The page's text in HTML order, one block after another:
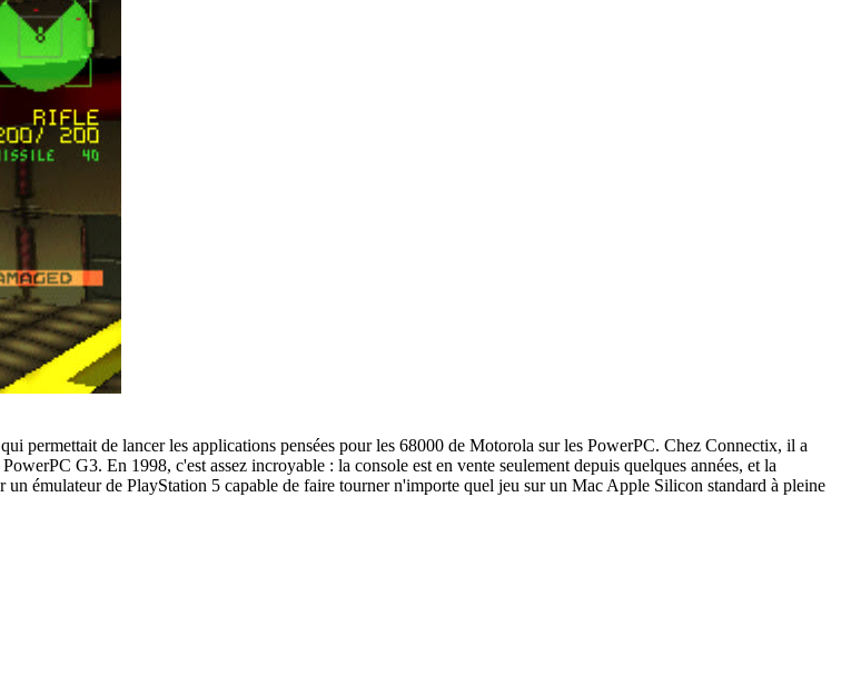
permettait de lancer les applications pensées pour les 68000 de Motorola sur les PowerPC. Chez Connectix, il a
G3. En 1998, c'est assez incroyable : la console est en vente seulement depuis quelques années, et la
émulateur de PlayStation 5 capable de faire tourner n'importe quel jeu sur un Mac Apple Silicon standard à pleine